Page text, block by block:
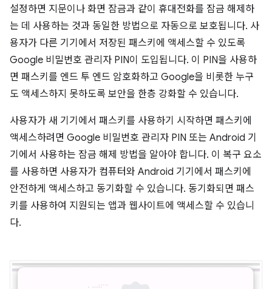
설정하면 지문이나 화면 잠금과 같이 휴대전화를 잠금 해제하
는 데 사용하는 것과 동일한 방법으로 자동으로 보호됩니다. 사
용자가 다른 기기에서 저장된 패스키에 액세스할 수 있도록
Google 비밀번호 관리자 PIN이 도입됩니다. 이 PIN을 사용하
면 패스키를 엔드 투 엔드 암호화하고 Google을 비롯한 누구
도 액세스하지 못하도록 보안을 한층 강화할 수 있습니다.
사용자가 새 기기에서 패스키를 사용하기 시작하면 패스키에
액세스하려면 Google 비밀번호 관리자 PIN 또는 Android 기
기에서 사용하는 잠금 해제 방법을 알아야 합니다. 이 복구 요소
를 사용하면 사용자가 컴퓨터와 Android 기기에서 패스키에
안전하게 액세스하고 동기화할 수 있습니다. 동기화되면 패스
키를 사용하여 지원되는 앱과 웹사이트에 액세스할 수 있습니
다.